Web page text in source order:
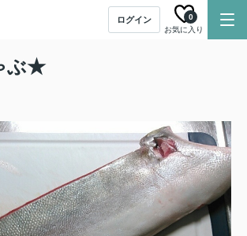
ログイン
お気に入り
0
ぶ★